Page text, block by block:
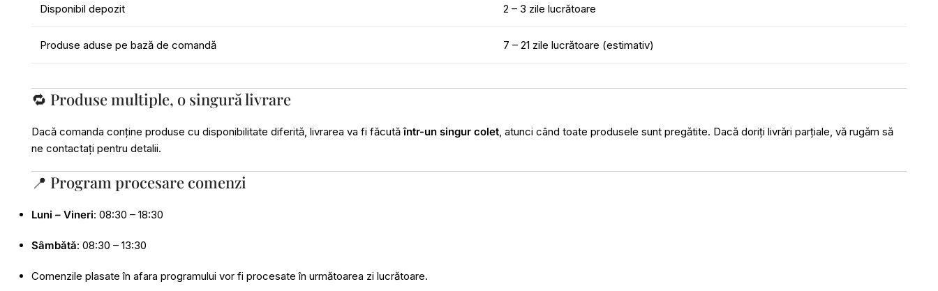
Disponibil depozit 2 – 3 zile lucrătoare
Produse aduse pe bază de comandă 7 – 21 zile lucrătoare (estimativ)
🔁 Produse multiple, o singură livrare
Dacă comanda conține produse cu disponibilitate diferită, livrarea va fi făcutăîntr-un singur colet, atunci când toate produsele sunt pregătite. Dacă doriți livrări parțiale, vă rugăm să
ne contactați pentru detalii.
📍 Program procesare comenzi
Luni – Vineri: 08:30 – 18:30
Sâmbătă: 08:30 – 13:30
Comenzile plasate în afara programului vor fi procesate în următoarea zi lucrătoare.